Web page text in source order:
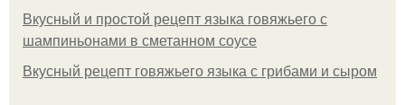
Вкусный и простой рецепт языка говяжьего с
шампиньонами в сметанном соусе
Вкусный рецепт говяжьего языка с грибами и сыром